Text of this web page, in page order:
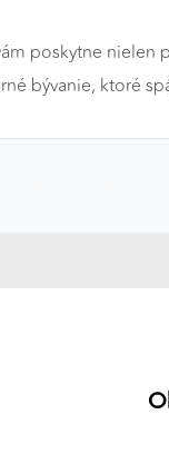
poskytne nielen
bývanie, ktoré